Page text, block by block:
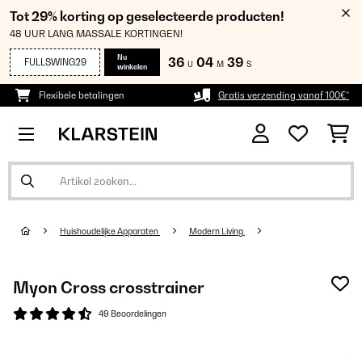
Tot 29% korting op geselecteerde producten!
48 UUR LANG MASSALE KORTINGEN!
FULLSWING29
Nu
winkelen
36 U 04 M 39 S
Flexibele betalingen Gratis verzending vanaf 100€*
Huishoudelijke Apparaten Modern Living
Myon Cross crosstrainer
49 Beoordelingen